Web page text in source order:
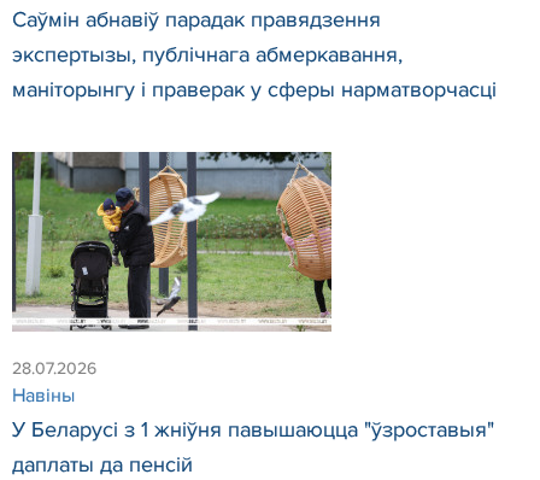
Саўмін абнавіў парадак правядзення
экспертызы, публічнага абмеркавання,
маніторынгу і праверак у сферы нарматворчасці
28.07.2026
Навіны
У Беларусі з 1 жніўня павышаюцца "ўзроставыя"
даплаты да пенсій